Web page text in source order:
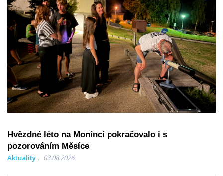
Hvězdné léto na Monínci pokračovalo i s
pozorováním Měsíce
Aktuality 03.08.2026